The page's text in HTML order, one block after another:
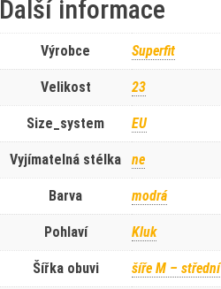
Další informace
Výrobce Superfit
Velikost 23
Size_system EU
Vyjímatelná stélka ne
Barva modrá
Pohlaví Kluk
Šířka obuvi šíře M – střední